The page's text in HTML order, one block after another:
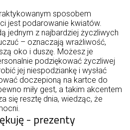
sposobem
jest podarowanie kwiatów.
jednym z najbardziej życzliwych
– oznaczają wrażliwość,
oko i duszę. Możesz je
podziękować życzliwej
jej niespodziankę i wysłać
doczepioną na kartce do
miły gest, a takim akcentem
się resztę dnia, wiedząc, że
- prezenty